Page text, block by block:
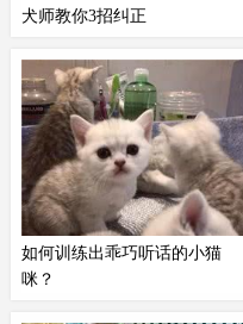
犬师教你3招纠正
狗狗因为贪吃，外出或是在家里，
发现有感兴趣的食物，二话不说吃
进肚子里，而产生各种健康问题。
这其实是非常危险的，为了狗狗的
健康，训练狗狗不吃地上任何东西
非常有必要！训犬师教你3招纠
正！
如何训练出乖巧听话的小猫
咪？